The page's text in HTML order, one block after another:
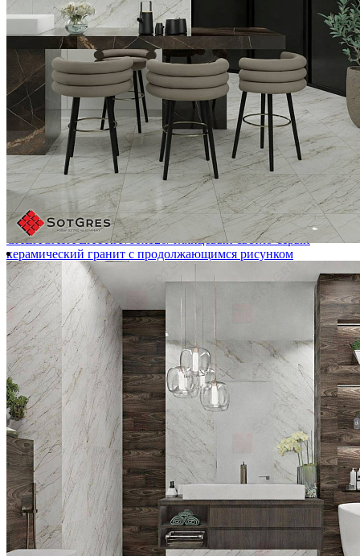
-19%
CALACATA EXTRA /60х120/ глянцевый светло-серый
керамический гранит с продолжающимся рисунком
Ширина, мм: 600
Длина, мм:
1200
Толщина, мм: 9
1 950 ₽/м
2 400 ₽/м
2 808 ₽/упак.
Купить
В избранное
В избранном
Сравнить